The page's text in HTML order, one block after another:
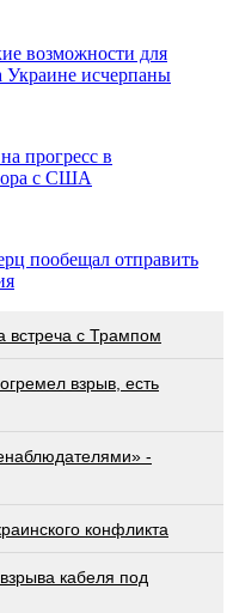
возможности для
Украине исчерпаны
прогресс в
с США
пообещал отправить
встреча с Трампом
взрыв, есть
-
конфликта
кабеля под